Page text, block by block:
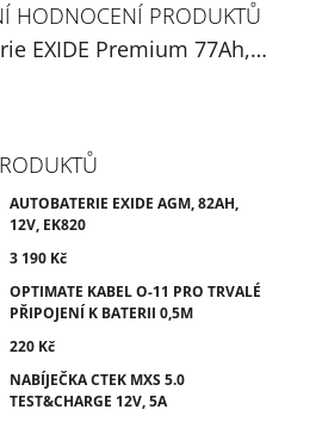
HODNOCENÍ PRODUKTŮ
Autobaterie EXIDE Premium 77Ah, 12V, EA770
je 5 z 5 hvězdiček.
AUTOBATERIE EXIDE AGM, 82AH,
12V, EK820
3 190 Kč
OPTIMATE KABEL O-11 PRO TRVALÉ
PŘIPOJENÍ K BATERII 0,5M
220 Kč
NABÍJEČKA CTEK MXS 5.0
TEST&CHARGE 12V, 5A